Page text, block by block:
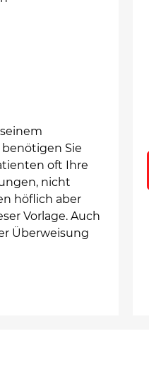
Sie
oft Ihre
nicht
höflich aber
Vorlage. Auch
Überweisung